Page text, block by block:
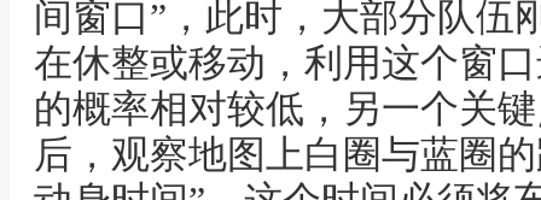
间窗口”，此时，大部分队伍
在休整或移动，利用这个窗
的概率相对较低，另一个关
后，观察地图上白圈与蓝圈